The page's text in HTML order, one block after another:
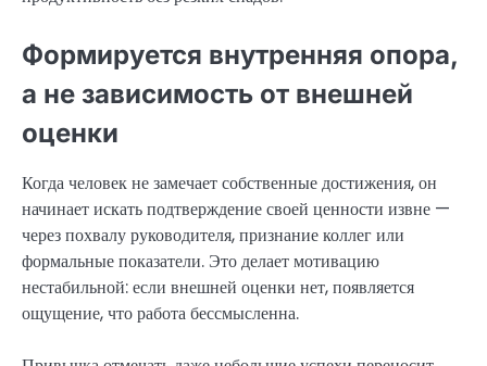
Формируется внутренняя опора,
а не зависимость от внешней
оценки
Когда человек не замечает собственные достижения, он
начинает искать подтверждение своей ценности извне —
через похвалу руководителя, признание коллег или
формальные показатели. Это делает мотивацию
нестабильной: если внешней оценки нет, появляется
ощущение, что работа бессмысленна.